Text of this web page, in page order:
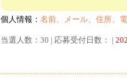
個人情報： 名前、メール、住所、
当選人数：30 | 応募受付日数： |